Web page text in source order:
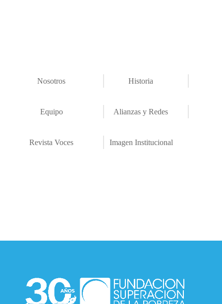
Nosotros Historia
Equipo Alianzas y Redes
Revista Voces Imagen Institucional